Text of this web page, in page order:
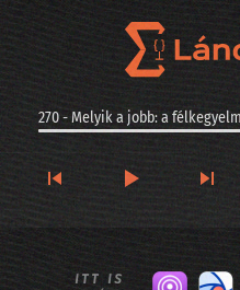
270 - Melyik a jobb: a
ITT IS